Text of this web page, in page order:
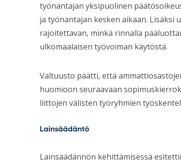
työnantajan yksipuolinen
ja työnantajan kesken aikaan.
rajoitettavan, minkä rinnalla
ulkomaalaisen työvoiman käytöstä.
Valtuusto päätti, että
huomioon seuraavaan
liittojen välisten työryhmien
Lainsäädäntö
Lainsäädännön kehittämisessä